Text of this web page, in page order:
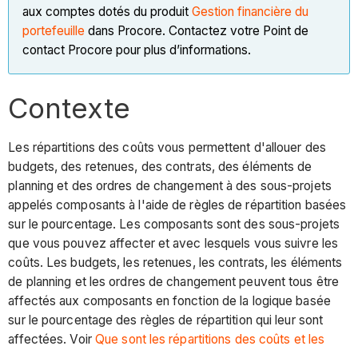
aux comptes dotés du produitGestion financière du
portefeuille dans Procore. Contactez votre Point de
contact Procore pour plus d’informations.
Contexte
Les répartitions des coûts vous permettent d'allouer des
budgets, des retenues, des contrats, des éléments de
planning et des ordres de changement à des sous-projets
appelés composants à l'aide de règles de répartition basées
sur le pourcentage. Les composants sont des sous-projets
que vous pouvez affecter et avec lesquels vous suivre les
coûts. Les budgets, les retenues, les contrats, les éléments
de planning et les ordres de changement peuvent tous être
affectés aux composants en fonction de la logique basée
sur le pourcentage des règles de répartition qui leur sont
affectées. Voir Que sont les répartitions des coûts et les